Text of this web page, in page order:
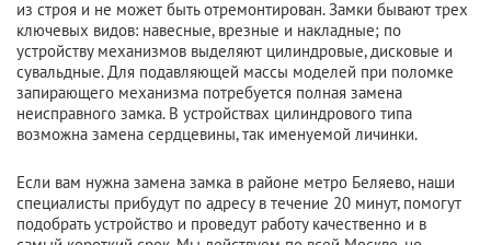
из строя и не может быть отремонтирован. Замки бывают трех
ключевых видов: навесные, врезные и накладные; по
устройству механизмов выделяют цилиндровые, дисковые и
сувальдные. Для подавляющей массы моделей при поломке
запирающего механизма потребуется полная замена
неисправного замка. В устройствах цилиндрового типа
возможна замена сердцевины, так именуемой личинки.
Если вам нужна замена замка в районе метро Беляево, наши
специалисты прибудут по адресу в течение 20 минут, помогут
подобрать устройство и проведут работу качественно и в